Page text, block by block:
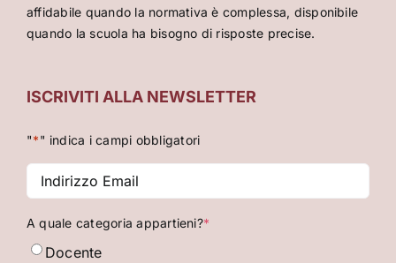
affidabile quando la normativa è complessa, disponibile
quando la scuola ha bisogno di risposte precise.
ISCRIVITI ALLA NEWSLETTER
"*" indica i campi obbligatori
Indirizzo
Email*
A quale categoria appartieni?*
Docente